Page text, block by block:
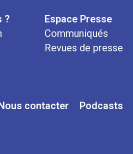
?
Espace Presse
Communiqués
Revues de presse
contacter Podcasts